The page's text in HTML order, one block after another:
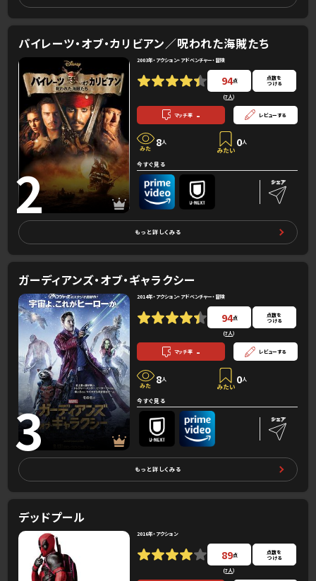
パイレーツ・オブ・カリビアン／呪われた海賊たち
2
2003年・アクション・アドベンチャー・冒険
94点
(7人）
点数を
つける
マッチ率 - レビューする
8人 0人
今すぐ見る
もっと詳しくみる
ガーディアンズ・オブ・ギャラクシー
3
2014年・アクション・アドベンチャー・冒険
94点
(7人）
点数を
つける
マッチ率 - レビューする
8人 0人
今すぐ見る
もっと詳しくみる
デッドプール
2016年・アクション
89点
(7人）
点数を
つける